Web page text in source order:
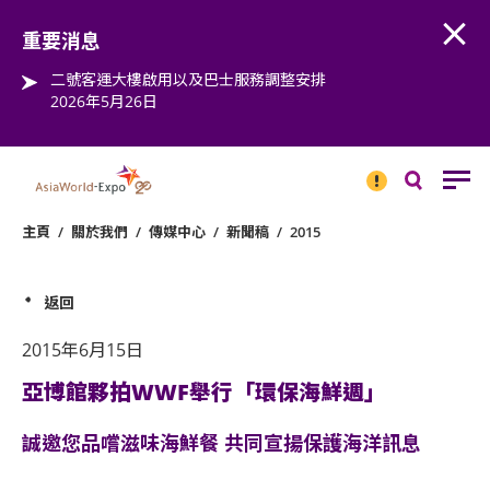
重要消息
二號客運大樓啟用以及巴士服務調整安排
2026年5月26日
消息
主頁 / 關於我們 / 傳媒中心 / 新聞稿 / 2015
返回
2015年6月15日
亞博館夥拍WWF舉行「環保海鮮週」
誠邀您品嚐滋味海鮮餐 共同宣揚保護海洋訊息